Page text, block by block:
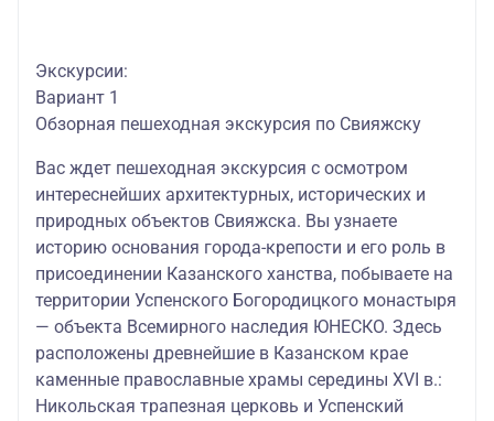
Экскурсии:
Вариант 1
Обзорная пешеходная экскурсия по Свияжску
Вас ждет пешеходная экскурсия с осмотром
интереснейших архитектурных, исторических и
природных объектов Свияжска. Вы узнаете
историю основания города-крепости и его роль в
присоединении Казанского ханства, побываете на
территории Успенского Богородицкого монастыря
— объекта Всемирного наследия ЮНЕСКО. Здесь
расположены древнейшие в Казанском крае
каменные православные храмы середины XVI в.:
Никольская трапезная церковь и Успенский